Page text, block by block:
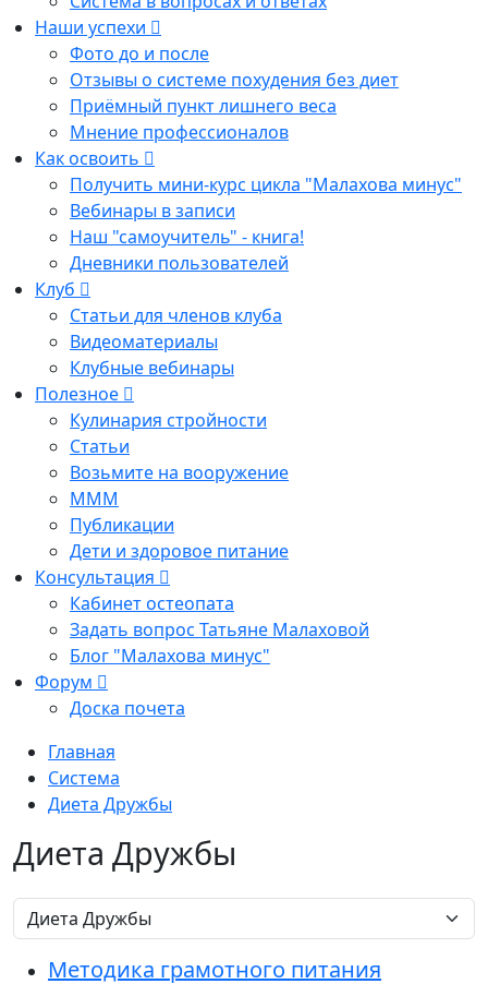
Наши успехи
Фото до и после
Отзывы о системе похудения без диет
Приёмный пункт лишнего веса
Мнение профессионалов
Как освоить
Получить мини-курс цикла "Малахова минус"
Вебинары в записи
Наш "самоучитель" - книга!
Дневники пользователей
Клуб
Статьи для членов клуба
Видеоматериалы
Клубные вебинары
Полезное
Кулинария стройности
Статьи
Возьмите на вооружение
МММ
Публикации
Дети и здоровое питание
Консультация
Кабинет остеопата
Задать вопрос Татьяне Малаховой
Блог "Малахова минус"
Форум
Доска почета
Главная
Система
Диета Дружбы
Диета Дружбы
Методика грамотного питания